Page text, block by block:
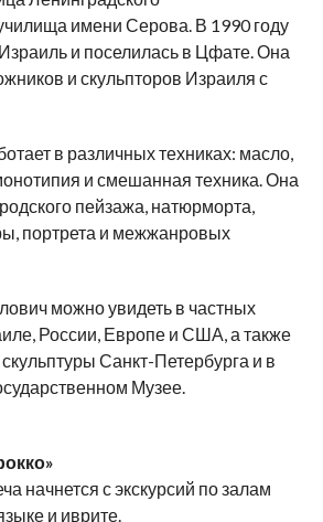
имени Серова. В 1990 году
и поселилась в Цфате. Она
и скульпторов Израиля с
в различных техниках: масло,
и смешанная техника. Она
пейзажа, натюрморта,
портрета и межжанровых
можно увидеть в частных
России, Европе и США, а также
Санкт-Петербурга и в
Музее.
начнется с экскурсий по залам
и иврите.